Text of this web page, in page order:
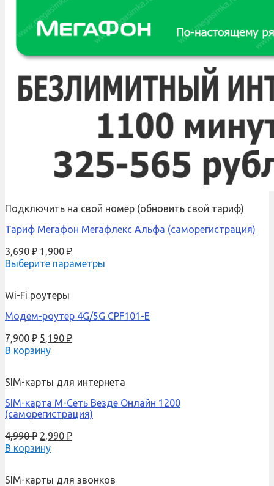
Подключить на свой номер (обновить свой тариф)
Тариф Мегафон Мегафлекс Альфа (саморегистрация)
3,690₽ 1,900 ₽
Выберите параметры
Wi-Fi роутеры
Модем-роутер 4G/5G CPF101-E
7,900₽ 5,190 ₽
В корзину
SIM-карты для интернета
SIM-карта М-Сеть Везде Онлайн 1200
(саморегистрация)
4,990₽ 2,990 ₽
В корзину
SIM-карты для звонков